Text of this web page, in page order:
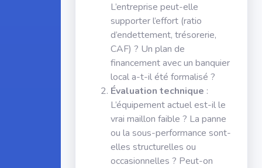
L’entreprise peut-elle
supporter l’effort (ratio
d’endettement, trésorerie,
CAF) ? Un plan de
financement avec un banquier
local a-t-il été formalisé ?
Évaluation technique :
L’équipement actuel est-il le
vrai maillon faible ? La panne
ou la sous-performance sont-
elles structurelles ou
occasionnelles ? Peut-on